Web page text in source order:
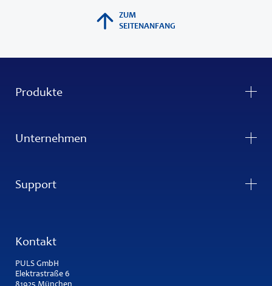
ZUM
SEITENANFANG
Produkte
Unternehmen
Support
Kontakt
PULS GmbH
Elektrastraße 6